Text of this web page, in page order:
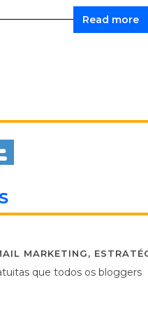
Read more
MARKETING,
que todos os bloggers